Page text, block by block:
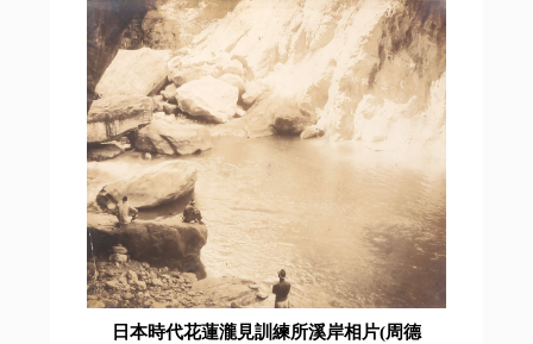
日本時代花蓮瀧見訓練所溪岸相片(周德